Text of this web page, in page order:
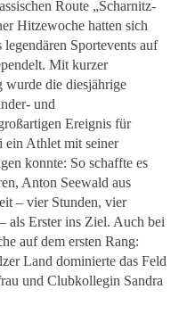
Route „Scharnitz-
Hitzewoche hatten sich
Sportevents auf
Mit kurzer
wurde die diesjährige
und
Ereignis für
ein Athlet mit seiner
konnte: So schaffte es
Anton Seewald aus
– vier Stunden, vier
als Erster ins Ziel. Auch bei
auf dem ersten Rang:
Land dominierte das Feld
und Clubkollegin Sandra